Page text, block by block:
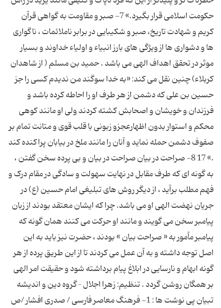
حکومت اسلامی قرار بگیرد.» 7- صبر و مقاومت به گواهی قرآن
کریم و شهادت تاریخ، صبر و شکیبایی در برابر ناملائمات ، ناگواری
ها و دشواری ها از ویژگی های بارز انبیاء و اولیاء خداوند و بسیار
موثر در تحقق اهداف الهی می باشد . حمید بن مسلم ( از شاهدان
کربلاء) چنین نقل می کند: «به خدا سوگند من ندیدم کسی را جز
حسین بن علی که دشمن از هر طرف او را احاطه کرده باشد و
فرزندان و خویشان و اصحابش کشته کردند ولی او مانند کوهی
محکم و استوار بدون اظهارعجزو زبونی با قلب قوی و متانت تمام بر
صفوف دشمن حمله نماید و آنان را مانند ملخ در بیابان پراکنده کند
.» 17 8- صراحت در بیان صراحت در بیان و بی پرده سخن گفتن ،
به گونه ای که طرف مقابل در نهایت سهولت و سادگی در مقام درک و
فهم مطلب برآید ، از دیگر روش های تبلیغی امام حسین (ع) در
جریان نهضت الهی او می باشد. چرا که ایشان معتقد بودند از زبان
پیامبر سخن می گویند و مانند او حرکت می کنند همان گونه که
پیامبر مأمور به « صراحت بیان » بودند ، حضرت نیز باید به این
اصل توجه داشته و به آن عمل می کردند تا از این طریق پرده از هر
گونه ابهام و نارسایی در ابلاغ پیام برداشته شود و حقیقت امر الهی
بر همگان روشن گردد . تنظیم: زهرا اجلال – گروه دین و اندیشه
تبیان پی نوشت ها : 1- فرهنگ معاصر فارسی / صدری افشار /ص